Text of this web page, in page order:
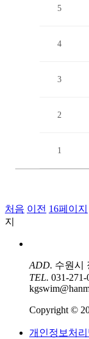
5
4
3
2
1
처음 이전 16페이지
지
ADD. 수원시
TEL. 031-271-
Copyright ©
개인정보처리